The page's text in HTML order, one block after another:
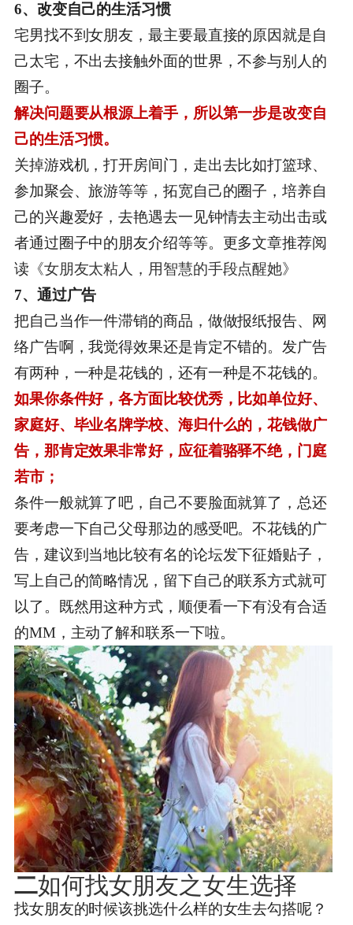
6、改变自己的生活习惯
宅男找不到女朋友，最主要最直接的原因就是自
己太宅，不出去接触外面的世界，不参与别人的
圈子。
解决问题要从根源上着手，所以第一步是改变自
己的生活习惯。
关掉游戏机，打开房间门，走出去比如打篮球、
参加聚会、旅游等等，拓宽自己的圈子，培养自
己的兴趣爱好，去艳遇去一见钟情去主动出击或
者通过圈子中的朋友介绍等等。更多文章推荐阅
读 《女朋友太粘人，用智慧的手段点醒她》
7、通过广告
把自己当作一件滞销的商品，做做报纸报告、网
络广告啊，我觉得效果还是肯定不错的。发广告
有两种，一种是花钱的，还有一种是不花钱的。
如果你条件好，各方面比较优秀，比如单位好、
家庭好、毕业名牌学校、海归什么的，花钱做广
告，那肯定效果非常好，应征着骆驿不绝，门庭
若市；
条件一般就算了吧，自己不要脸面就算了，总还
要考虑一下自己父母那边的感受吧。不花钱的广
告，建议到当地比较有名的论坛发下征婚贴子，
写上自己的简略情况，留下自己的联系方式就可
以了。既然用这种方式，顺便看一下有没有合适
的MM，主动了解和联系一下啦。
二如何找女朋友之女生选择
找女朋友的时候该挑选什么样的女生去勾搭呢？